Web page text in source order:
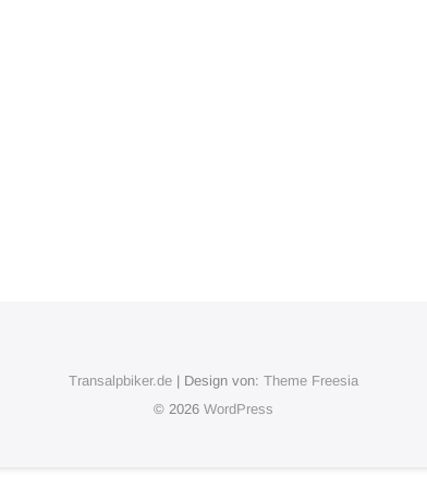
Transalpbiker.de | Design von: Theme Freesia
© 2026 WordPress